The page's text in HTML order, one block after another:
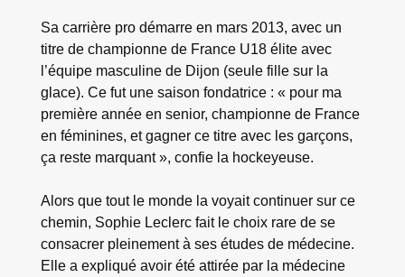
Sa carrière pro démarre en mars 2013, avec un
titre de championne de France U18 élite avec
l’équipe masculine de Dijon (seule fille sur la
glace). Ce fut une saison fondatrice : « pour ma
première année en senior, championne de France
en féminines, et gagner ce titre avec les garçons,
ça reste marquant », confie la hockeyeuse.
Alors que tout le monde la voyait continuer sur ce
chemin, Sophie Leclerc fait le choix rare de se
consacrer pleinement à ses études de médecine.
Elle a expliqué avoir été attirée par la médecine